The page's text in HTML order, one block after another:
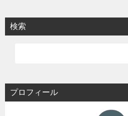
ビ
ゲ
ョ
ン
検索
プロフィール